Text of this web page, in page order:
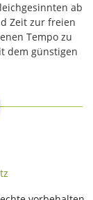
ab
Zeit zur freien
Tempo zu
dem günstigen